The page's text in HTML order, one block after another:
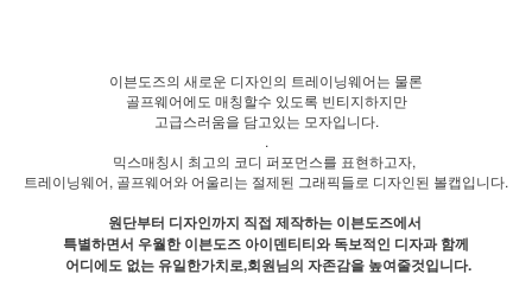
이븐도즈의 새로운 디자인의 트레이닝웨어는 물론
골프웨어에도 매칭할수 있도록 빈티지하지만
고급스러움을 담고있는 모자입니다.
.
믹스매칭시 최고의 코디 퍼포먼스를 표현하고자,
트레이닝웨어, 골프웨어와 어울리는 절제된 그래픽들로 디자인된 볼캡입니다.
원단부터 디자인까지 직접 제작하는 이븐도즈에서
특별하면서 우월한 이븐도즈 아이덴티티와 독보적인 디자과 함께
어디에도 없는 유일한가치로,회원님의 자존감을 높여줄것입니다.